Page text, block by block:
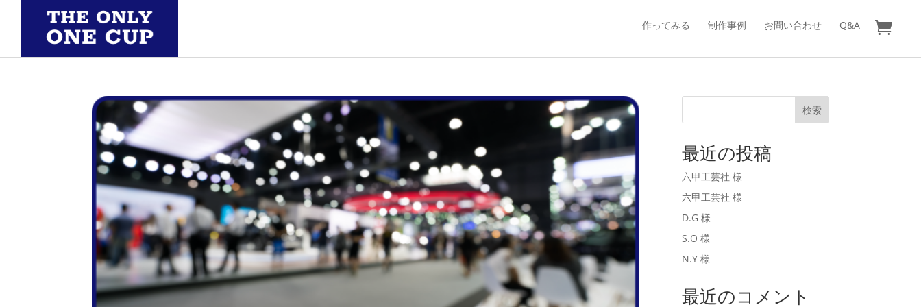
作ってみる 制作事例 お問い合わせ Q&A
検索
最近の投稿
六甲工芸社 様
六甲工芸社 様
D.G 様
S.O 様
N.Y 様
最近のコメント